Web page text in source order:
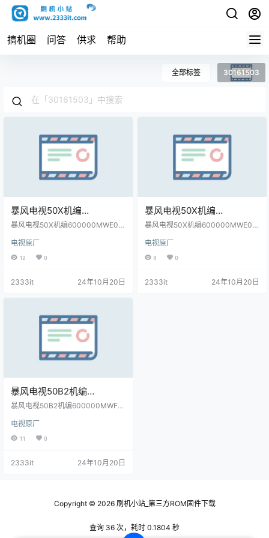
搞机圈 问答 供求 帮助
全部标签 30161503
暴风电视50X机编
600000MWE00主程序
配屏V500DJ6-QE1原厂程序
U盘数据刷机包
暴风电视50X机编600000MWE00
配屏V500DJ6-QE1原厂程序U盘数
据刷机包
电视原厂
12 0
2333it 24年10月20日
暴风电视50X机编
600000MWE01主程序
配屏V500DJ6-QE1原厂程序
U盘数据刷机包
暴风电视50X机编600000MWE01
配屏V500DJ6-QE1原厂程序U盘数
据刷机包
电视原厂
8 0
2333it 24年10月20日
暴风电视50B2机编
600000MWF00主程序
配屏V500DJ6-QE1原厂程序
U盘数据刷机包
暴风电视50B2机编600000MWF0
配屏V500DJ6-QE1原厂程序U盘数
据刷机包
电视原厂
11 0
2333it 24年10月20日
Copyright © 2026刷机小站_第三方ROM固件下载
查询 36 次，耗时 0.1804 秒